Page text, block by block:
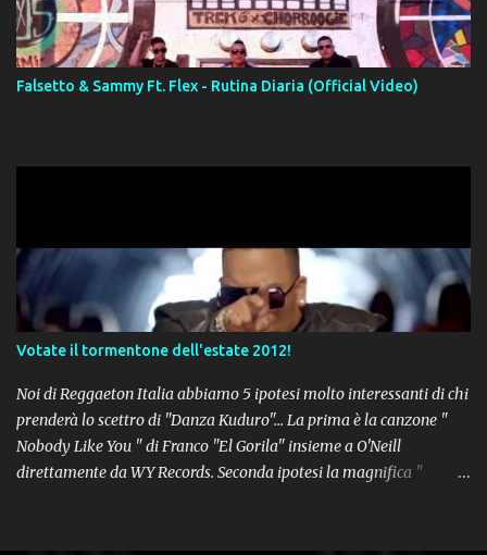
Falsetto & Sammy Ft. Flex - Rutina Diaria (Official Video)
Votate il tormentone dell'estate 2012!
Noi di Reggaeton Italia abbiamo 5 ipotesi molto interessanti di chi
prenderà lo scettro di "Danza Kuduro"... La prima è la canzone "
Nobody Like You " di Franco "El Gorila" insieme a O'Neill
direttamente da WY Records. Seconda ipotesi la magnifica "
potenziali hits della prossima estate, " Follow The Leader " del trio